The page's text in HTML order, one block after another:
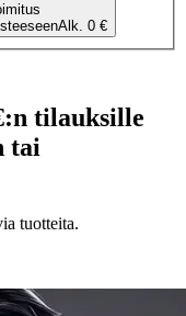
Alk. 0 €
tilauksille
tai
tuotteita.